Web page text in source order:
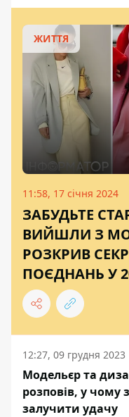
ЖИТТЯ
11:58, 17 січня 2024
ЗАБУДЬТЕ
ВИЙШЛИ З
РОЗКРИВ
ПОЄДНАНЬ У
12:27, 09 грудня 2023
Модельєр та
розповів, у чому
залучити удачу